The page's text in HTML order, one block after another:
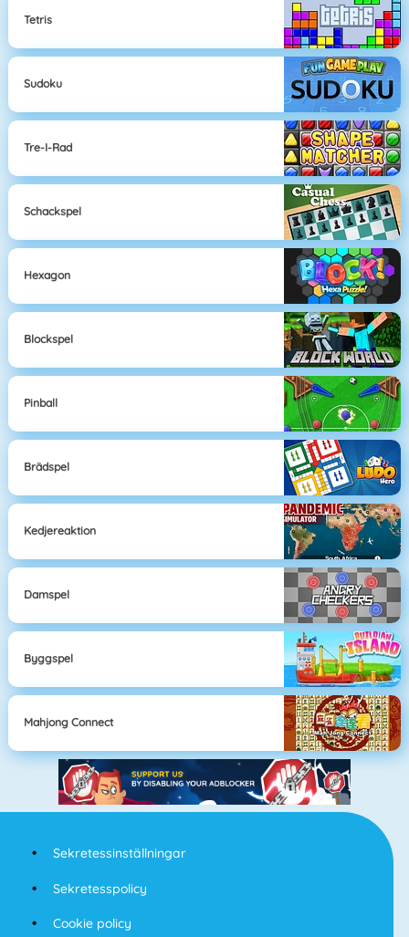
Tetris
Sudoku
Tre-I-Rad
Schackspel
Hexagon
Blockspel
Pinball
Brädspel
Kedjereaktion
Damspel
Byggspel
Mahjong Connect
Sekretessinställningar
Sekretesspolicy
Cookie policy